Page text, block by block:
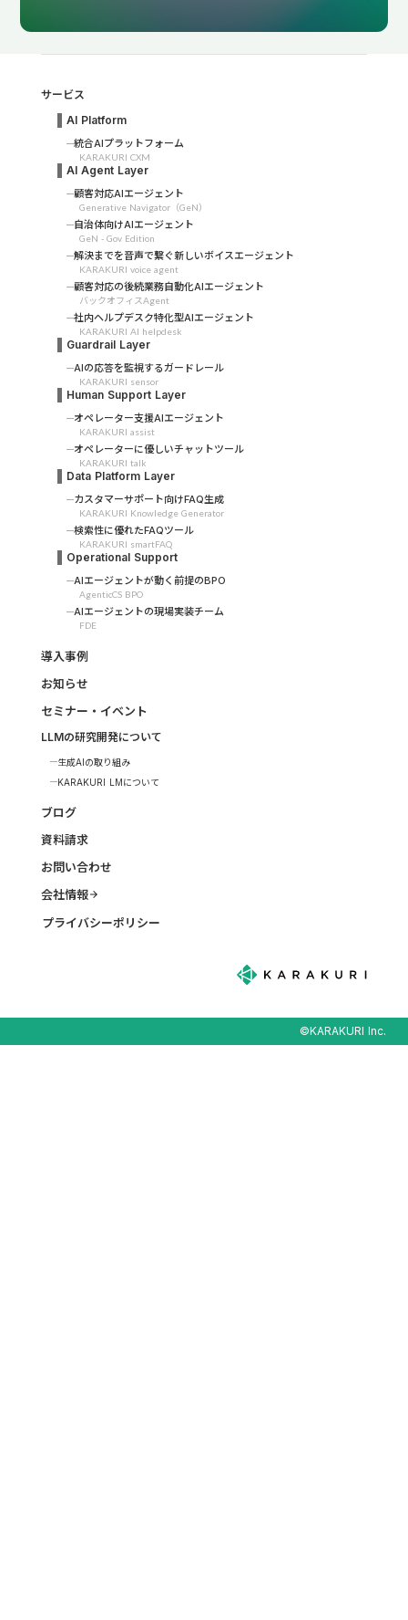
サービス
AI Platform
統合AIプラットフォーム
KARAKURI CXM
AI Agent Layer
顧客対応AIエージェント
Generative Navigator（GeN）
自治体向けAIエージェント
GeN - Gov Edition
解決までを音声で繋ぐ新しいボイスエージェント
KARAKURI voice agent
顧客対応の後続業務自動化AIエージェント
バックオフィスAgent
社内ヘルプデスク特化型AIエージェント
KARAKURI AI helpdesk
Guardrail Layer
AIの応答を監視するガードレール
KARAKURI sensor
Human Support Layer
オペレーター支援AIエージェント
KARAKURI assist
オペレーターに優しいチャットツール
KARAKURI talk
Data Platform Layer
カスタマーサポート向けFAQ生成
KARAKURI Knowledge Generator
検索性に優れたFAQツール
KARAKURI smartFAQ
Operational Support
AIエージェントが動く前提のBPO
AgenticCS BPO
AIエージェントの現場実装チーム
FDE
導入事例
お知らせ
セミナー・イベント
LLMの研究開発について
生成AIの取り組み
KARAKURI LMについて
ブログ
資料請求
お問い合わせ
会社情報arrow_forward
プライバシーポリシー
©KARAKURI Inc.